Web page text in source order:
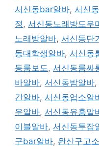
서신동bar알바, 서신
정 , 서신동노래방도우
노래방알바, 서신동단
동대학생알바, 서신동
동룸보도 , 서신동룸싸
바알바, 서신동밤알바,
간알바, 서신동업소알
우알바, 서신동유흥알
이블알바, 서신동투잡
구bar알바, 완산구고